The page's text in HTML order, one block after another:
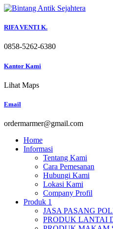
Skip
content
RIFA VENTI K.
0858-5262-6380
Kantor Kami
Lihat Maps
Email
ordermarmer@gmail.com
Home
Informasi
Tentang Kami
Cara Pemesanan
Hubungi Kami
Lokasi Kami
Company Profil
Produk 1
JASA PASANG
PRODUK LANTAI